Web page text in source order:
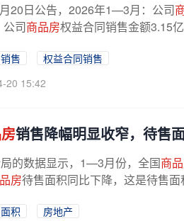
20日公告，2026年1—3月：公司
司商品房权益合同销售金额3.15
售
权益合同销售
20 15:42
销售降幅明显收窄，待售
的数据显示，1—3月份，全国商
房待售面积同比下降，这是待售
积
房地产